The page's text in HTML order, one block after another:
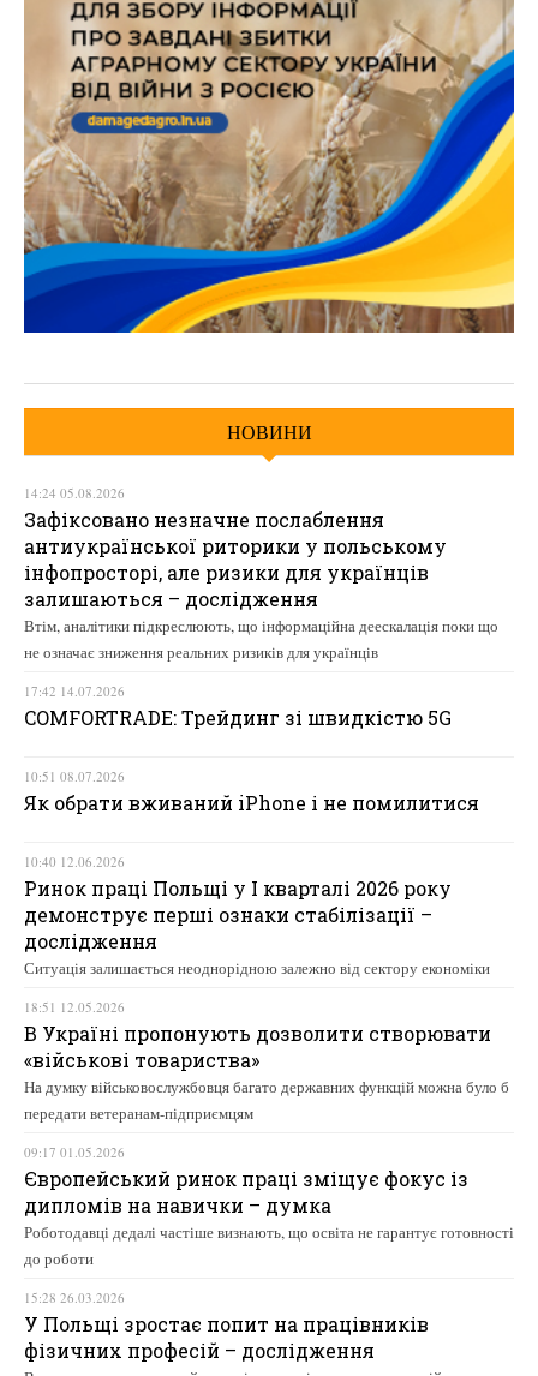
НОВИНИ
14:24 05.08.2026
Зафіксовано незначне послаблення
антиукраїнської риторики у польському
інфопросторі, але ризики для українців
залишаються – дослідження
Втім, аналітики підкреслюють, що інформаційна деескалація поки що
не означає зниження реальних ризиків для українців
17:42 14.07.2026
COMFORTRADE: Трейдинг зі швидкістю 5G
10:51 08.07.2026
Як обрати вживаний iPhone і не помилитися
10:40 12.06.2026
Ринок праці Польщі у І кварталі 2026 року
демонструє перші ознаки стабілізації –
дослідження
Ситуація залишається неоднорідною залежно від сектору економіки
18:51 12.05.2026
В Україні пропонують дозволити створювати
«військові товариства»
На думку військовослужбовця багато державних функцій можна було б
передати ветеранам-підприємцям
09:17 01.05.2026
Європейський ринок праці зміщує фокус із
дипломів на навички – думка
Роботодавці дедалі частіше визнають, що освіта не гарантує готовності
до роботи
15:28 26.03.2026
У Польщі зростає попит на працівників
фізичних професій – дослідження